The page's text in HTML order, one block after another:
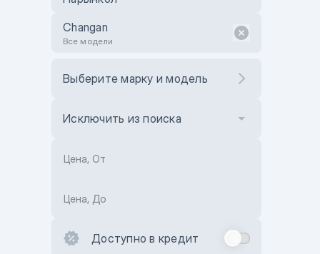
Changan
Все модели
Выберите марку и модель
Исключить из поиска
Цена, От
Цена, До
Доступно в кредит